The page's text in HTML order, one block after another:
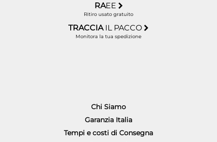
RAEE
Ritiro usato gratuito
TRACCIA IL PACCO
Monitora la tua spedizione
Chi Siamo
Garanzia Italia
Tempi e costi di Consegna